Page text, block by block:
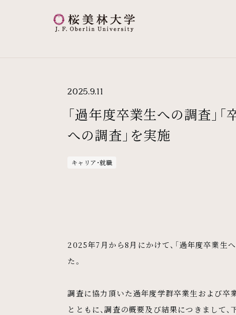
桜美林大学 トップページ
2025.9.11
「過年度卒業生への調査」
への調査」を実施
キャリア・就職
2025年7月から8月にかけて、「過年度卒業生
た。
調査に協力頂いた過年度学群卒業生および卒
とともに、調査の概要及び結果につきまして、